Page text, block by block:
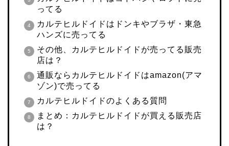
ってる
カルテヒルドイドはドンキやブラザ・東急
ハンズに売ってる
その他、カルテヒルドイドが売ってる販売
店は？
通販なら カルテヒルドイドはamazon(アマ
ゾン)で売ってる
カルテヒルドイドのよくある質問
まとめ：カルテヒルドイド が買える販売店
は？